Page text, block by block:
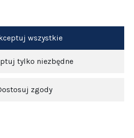
Ten produkt jest niedostępny.
tylko niezbędne
zgody
wszystkie